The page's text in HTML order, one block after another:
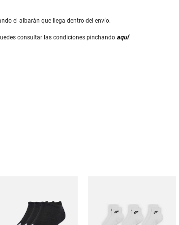
el albarán que llega dentro del envío.
consultar las condiciones pinchando aquí.